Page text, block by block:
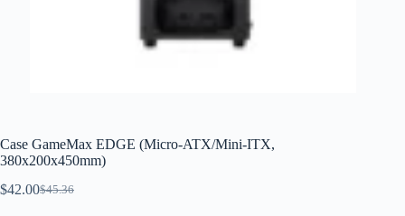
Case GameMax EDGE (Micro-ATX/Mini-ITX,
380x200x450mm)
$45.36
El
$42.00El